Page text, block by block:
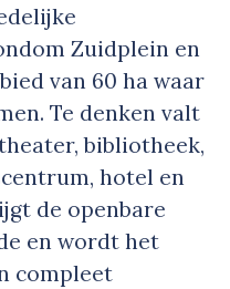
Zuidplein en
van 60 ha waar
Te denken valt
bibliotheek,
hotel en
de openbare
en wordt het
compleet